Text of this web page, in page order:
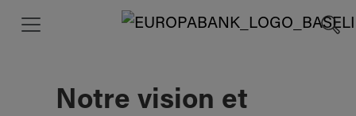
Notre vision et